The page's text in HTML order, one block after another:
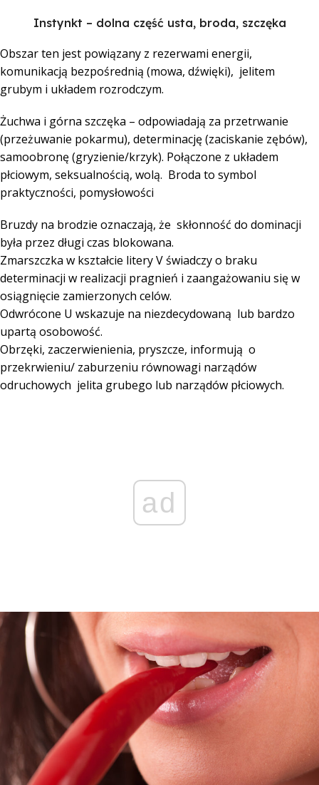
Instynkt – dolna część usta, broda, szczęka
Obszar ten jest powiązany z rezerwami energii,
komunikacją bezpośrednią (mowa, dźwięki), jelitem
grubym i układem rozrodczym.
Żuchwa i górna szczęka – odpowiadają za przetrwanie
(przeżuwanie pokarmu), determinację (zaciskanie zębów),
samoobronę (gryzienie/krzyk). Połączone z układem
płciowym, seksualnością, wolą. Broda to symbol
praktyczności, pomysłowości
Bruzdy na brodzie oznaczają, że skłonność do dominacji
była przez długi czas blokowana.
Zmarszczka w kształcie litery V świadczy o braku
determinacji w realizacji pragnień i zaangażowaniu się w
osiągnięcie zamierzonych celów.
Odwrócone U wskazuje na niezdecydowaną lub bardzo
upartą osobowość.
Obrzęki, zaczerwienienia, pryszcze, informują o
przekrwieniu/ zaburzeniu równowagi narządów
odruchowych jelita grubego lub narządów płciowych.
ad